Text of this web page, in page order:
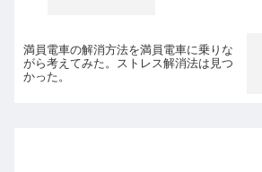
満員電車の解消方法を満員電車に乗りな
がら考えてみた。ストレス解消法は見つ
かった。